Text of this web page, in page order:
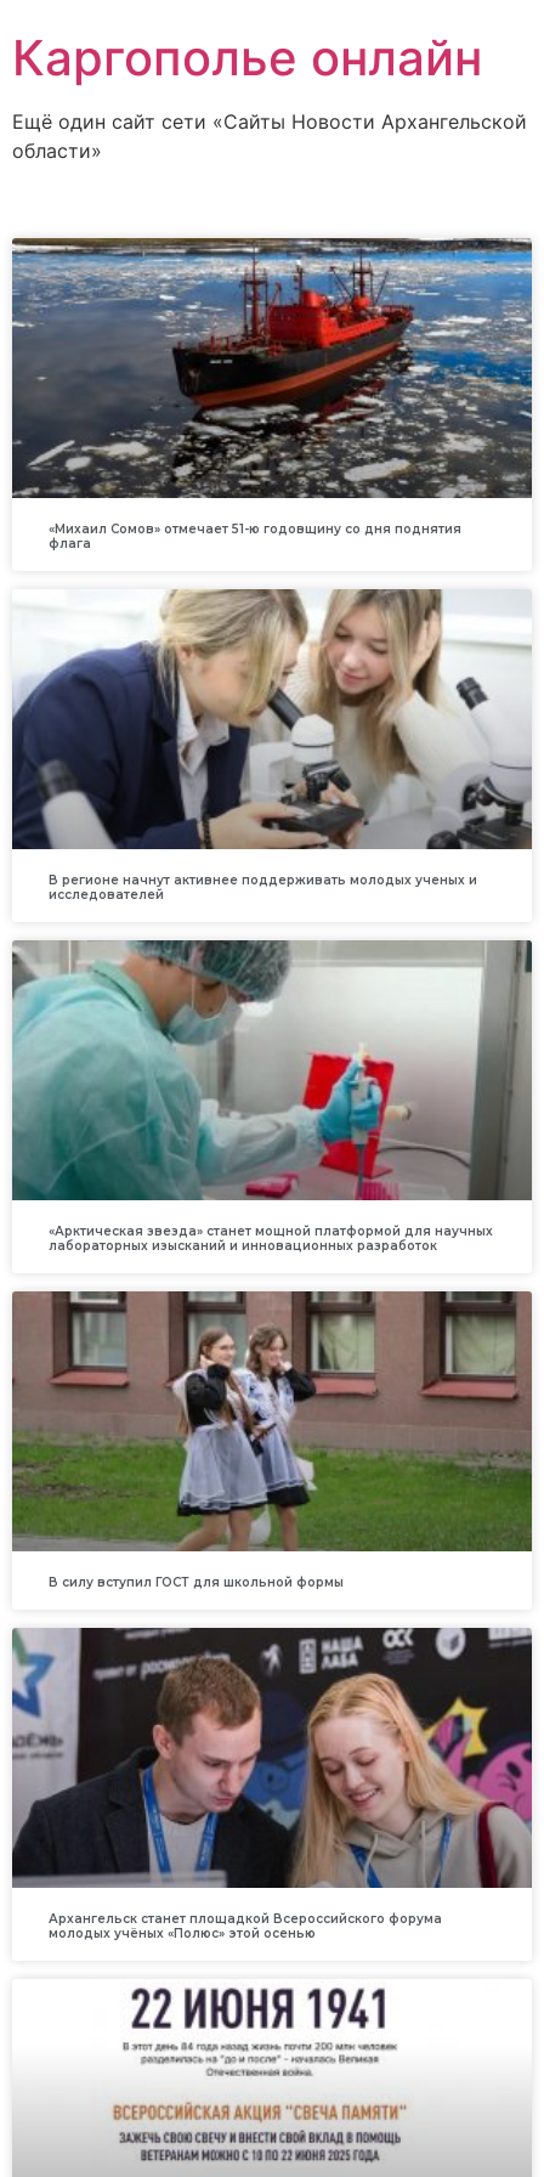
Каргополье онлайн
Ещё один сайт сети «Сайты Новости Архангельской
области»
«Михаил Сомов» отмечает 51-ю годовщину со дня поднятия
флага
В регионе начнут активнее поддерживать молодых ученых и
исследователей
«Арктическая звезда» станет мощной платформой для научных
лабораторных изысканий и инновационных разработок
В силу вступил ГОСТ для школьной формы
Архангельск станет площадкой Всероссийского форума
молодых учёных «Полюс» этой осенью